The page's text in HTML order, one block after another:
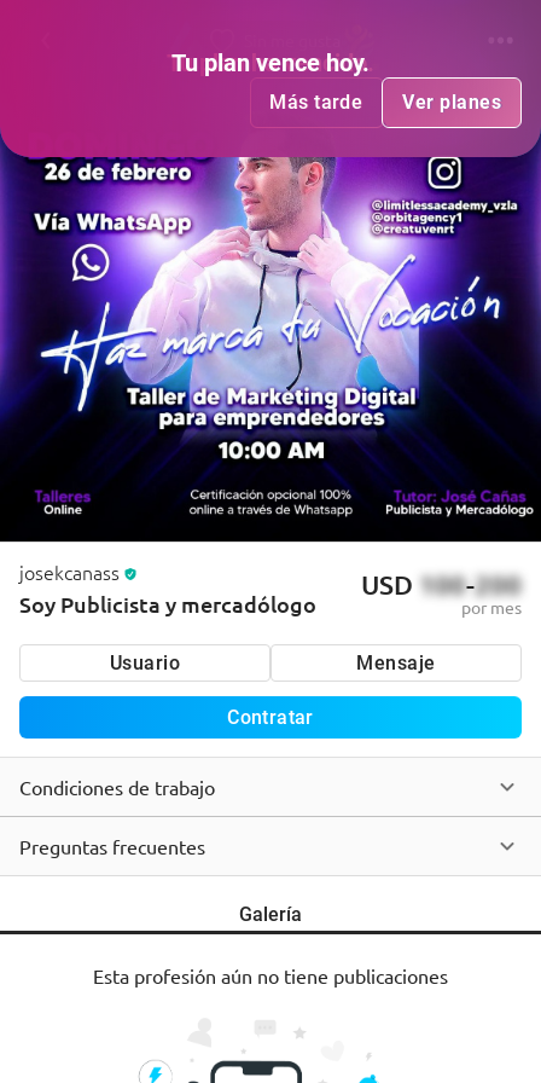
Tu plan ha vencido.
Más tarde Ver planes
Tu plan vence hoy.
Más tarde Ver planes
josekcanass
Soy Publicista y mercadólogo
USD 100-200
por mes
Usuario Mensaje
Contratar
Condiciones de trabajo
Preguntas frecuentes
Galería
Esta profesión aún no tiene publicaciones